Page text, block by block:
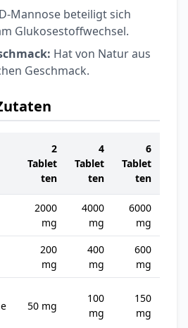
D-Mannose beteiligt sich
Glukosestoffwechsel.
Hat von Natur aus
Geschmack.
2
Tablet
ten
4
Tablet
ten
6
Tablet
ten
2000
mg
4000
mg
6000
mg
200
mg
400
mg
600
mg
50 mg
100
mg
150
mg